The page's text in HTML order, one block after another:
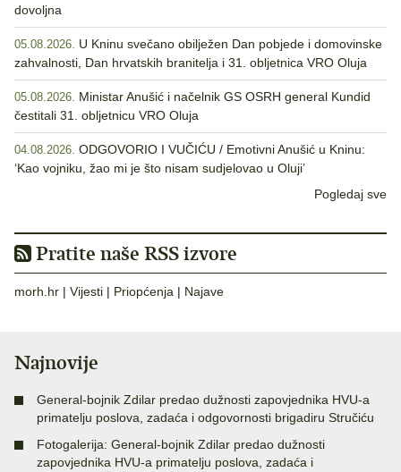
dovoljna
05.08.2026. U Kninu svečano obilježen Dan pobjede i domovinske
zahvalnosti, Dan hrvatskih branitelja i 31. obljetnica VRO Oluja
05.08.2026. Ministar Anušić i načelnik GS OSRH general Kundid
čestitali 31. obljetnicu VRO Oluja
04.08.2026. ODGOVORIO I VUČIĆU / Emotivni Anušić u Kninu:
‘Kao vojniku, žao mi je što nisam sudjelovao u Oluji’
Pogledaj sve
Pratite naše RSS izvore
morh.hr | Vijesti | Priopćenja | Najave
Najnovije
General-bojnik Zdilar predao dužnosti zapovjednika HVU-a
primatelju poslova, zadaća i odgovornosti brigadiru Stručiću
Fotogalerija: General-bojnik Zdilar predao dužnosti
zapovjednika HVU-a primatelju poslova, zadaća i